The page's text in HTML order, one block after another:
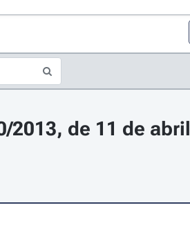
2013, de 11 de abril